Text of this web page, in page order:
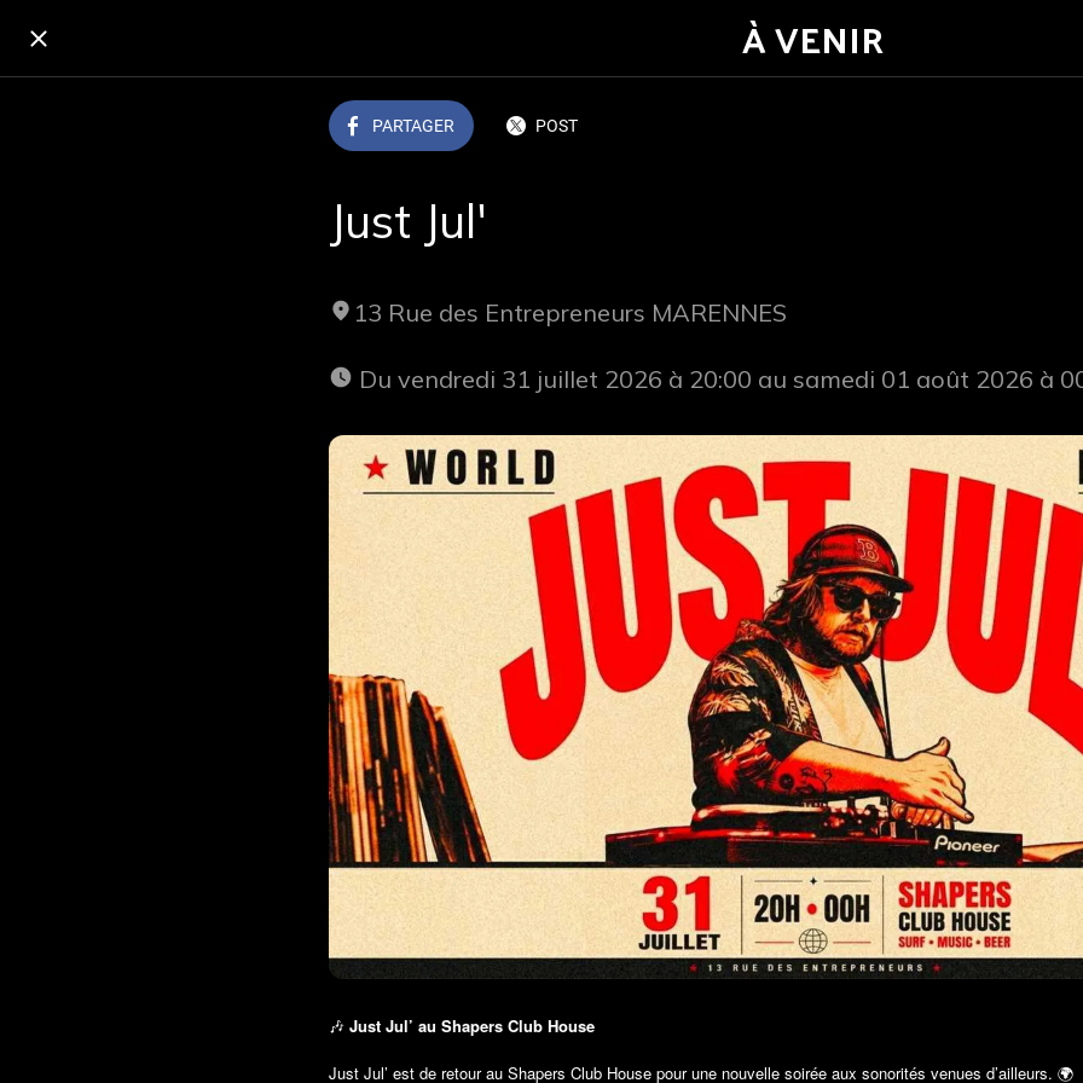
À VENIR
PARTAGER POST
Just Jul'
13 Rue des Entrepreneurs MARENNES
Du vendredi 31 juillet 2026 à 20:00 au samedi 01 août 2026 à
🎶 Just Jul’ au Shapers Club House
Just Jul’ est de retour au Shapers Club House pour une nouvelle soirée aux sonorités venues d’ailleurs. 🌍